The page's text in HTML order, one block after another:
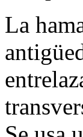
La